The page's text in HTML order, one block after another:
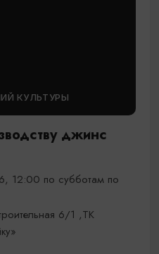
КУЛЬТУРЫ
джинс
12:00 по субботам по
6/1 ,ТК